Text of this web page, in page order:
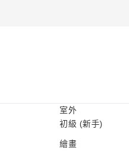
室外
初級 (新手)
繪畫